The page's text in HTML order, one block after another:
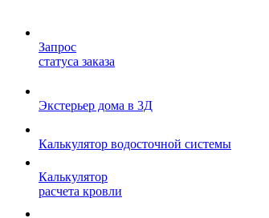
Запрос
статуса заказа
Экстерьер дома в 3Д
Калькулятор водосточной системы
Калькулятор
расчета кровли